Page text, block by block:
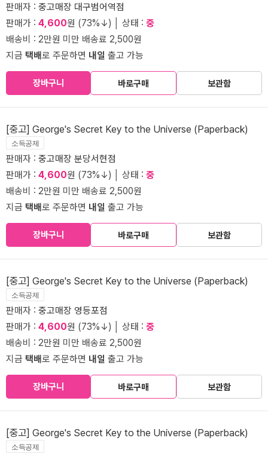
판매자 : 중고매장 대구범어역점
판매가 : 4,600원 (73%↓) │ 상태 : 중
배송비 : 2만원 미만 배송료 2,500원
지금 택배로 주문하면 내일 출고 가능
장바구니 바로구매 보관함
[중고] George's Secret Key to the Universe (Paperback)
소득공제
판매자 : 중고매장 분당서현점
판매가 : 4,600원 (73%↓) │ 상태 : 중
배송비 : 2만원 미만 배송료 2,500원
지금 택배로 주문하면 내일 출고 가능
장바구니 바로구매 보관함
[중고] George's Secret Key to the Universe (Paperback)
소득공제
판매자 : 중고매장 영등포점
판매가 : 4,600원 (73%↓) │ 상태 : 중
배송비 : 2만원 미만 배송료 2,500원
지금 택배로 주문하면 내일 출고 가능
장바구니 바로구매 보관함
[중고] George's Secret Key to the Universe (Paperback)
소득공제